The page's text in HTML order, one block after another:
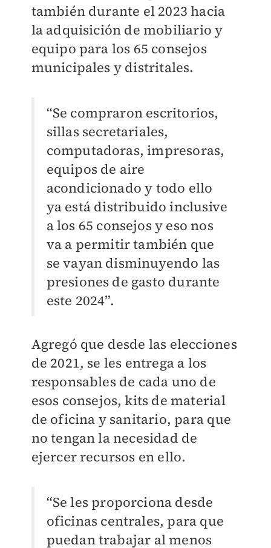
también durante el 2023 hacia
la adquisición de mobiliario y
equipo para los 65 consejos
municipales y distritales.
“Se compraron escritorios,
sillas secretariales,
computadoras, impresoras,
equipos de aire
acondicionado y todo ello
ya está distribuido inclusive
a los 65 consejos y eso nos
va a permitir también que
se vayan disminuyendo las
presiones de gasto durante
este 2024”.
Agregó que desde las elecciones
de 2021, se les entrega a los
responsables de cada uno de
esos consejos, kits de material
de oficina y sanitario, para que
no tengan la necesidad de
ejercer recursos en ello.
“Se les proporciona desde
oficinas centrales, para que
puedan trabajar al menos